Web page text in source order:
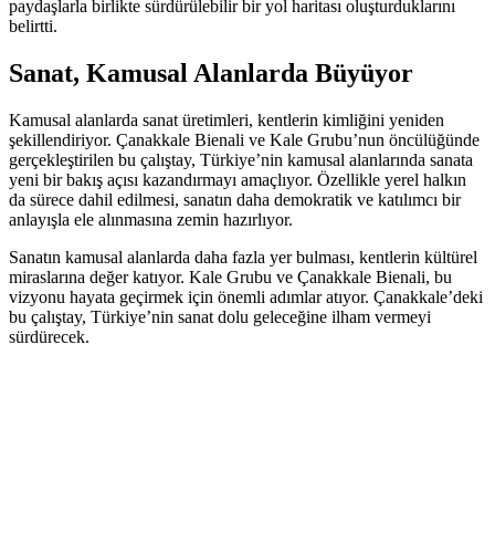
paydaşlarla birlikte sürdürülebilir bir yol haritası oluşturduklarını
belirtti.
Sanat, Kamusal Alanlarda Büyüyor
Kamusal alanlarda sanat üretimleri, kentlerin kimliğini yeniden
şekillendiriyor. Çanakkale Bienali ve Kale Grubu’nun öncülüğünde
gerçekleştirilen bu çalıştay, Türkiye’nin kamusal alanlarında sanata
yeni bir bakış açısı kazandırmayı amaçlıyor. Özellikle yerel halkın
da sürece dahil edilmesi, sanatın daha demokratik ve katılımcı bir
anlayışla ele alınmasına zemin hazırlıyor.
Sanatın kamusal alanlarda daha fazla yer bulması, kentlerin kültürel
miraslarına değer katıyor. Kale Grubu ve Çanakkale Bienali, bu
vizyonu hayata geçirmek için önemli adımlar atıyor. Çanakkale’deki
bu çalıştay, Türkiye’nin sanat dolu geleceğine ilham vermeyi
sürdürecek.